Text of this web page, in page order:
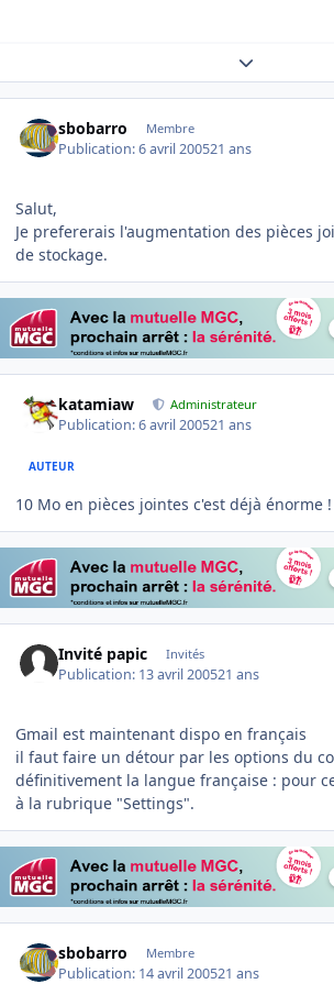
Expand topic
sbobarro Membre
Publication:6 avril 200521 ans
Salut,
Je prefererais l'augmentation des pièces
de stockage.
katamiaw Administrateur
Publication:6 avril 200521 ans
AUTEUR
10 Mo en pièces jointes c'est déjà énorme !
Invité papic Invités
Publication: 13 avril 200521 ans
Gmail est maintenant dispo en français
il faut faire un détour par les options du
définitivement la langue française : pour
à la rubrique "Settings".
sbobarro Membre
Publication: 14 avril 200521 ans